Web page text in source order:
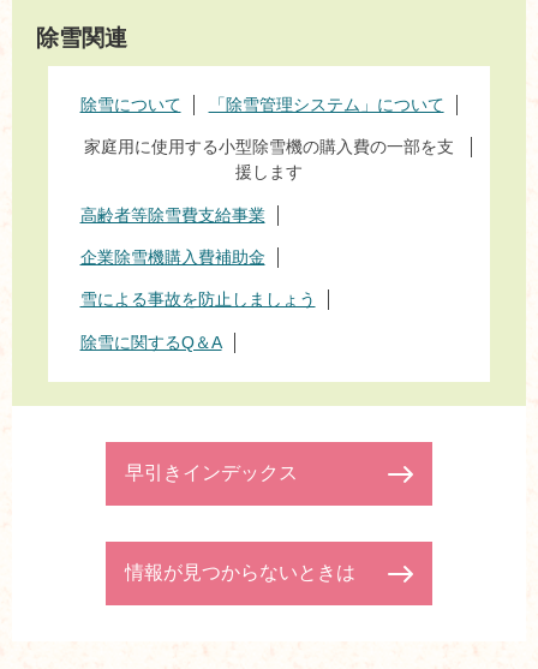
除雪関連
除雪について 「除雪管理システム」について
家庭用に使用する小型除雪機の購入費の一部を支
援します
高齢者等除雪費支給事業
企業除雪機購入費補助金
雪による事故を防止しましょう
除雪に関するQ＆A
早引きインデックス
情報が見つからないときは